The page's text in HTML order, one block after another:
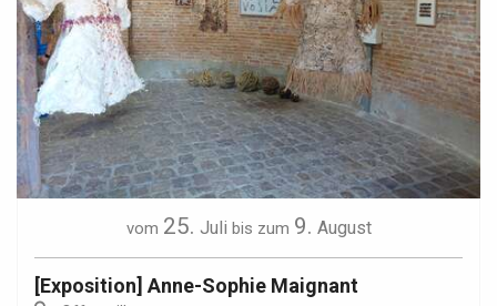
vom 25. Juli bis zum 9. August
[Exposition] Anne-Sophie Maignant